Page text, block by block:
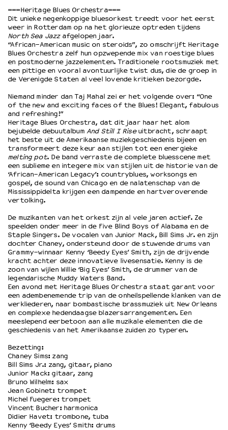
Word vriend
Historie
Partners
Huisregels
Privacyverklaring
Integriteits- en gedragscode
Duurzaamheid
Culturele boycot Israël
Ruimte voor artistieke vrijheid – VNPF
===Heritage Blues Orchestra===
Dit unieke negenkoppige bluesorkest treedt voor het eerst
weer in Rotterdam op na het glorieuze optreden tijdens
North Sea Jazzafgelopen jaar.
“African-American music on steroids”, zo omschrijft Heritage
Blues Orchestra zelf hun opzwepende mix van roestige blues
en postmoderne jazzelementen. Traditionele rootsmuziek met
een pittige en vooral avontuurlijke twist dus, die de groep in
de Verenigde Staten al veel lovende kritieken bezorgde.
Niemand minder dan Taj Mahal zei er het volgende over: “One
of the new and exciting faces of the Blues! Elegant, fabulous
and refreshing!”
Heritage Blues Orchestra, dat dit jaar haar het alom
bejubelde debuutalbum And Still I Riseuitbracht, schraapt
het beste uit de Amerikaanse muziekgeschiedenis bijeen en
transformeert deze keur aan stijlen tot een energieke
melting pot. De band verraste de complete bluesscene met
een sublieme en integere mix van stijlen uit de historie van de
‘African-American Legacy’: countryblues, worksongs en
gospel, de sound van Chicago en de nalatenschap van de
Mississippidelta krijgen een dampende en hartveroverende
vertolking.
De muzikanten van het orkest zijn al vele jaren actief. Ze
speelden onder meer in de Five Blind Boys of Alabama en de
Staple Singers. De vocalen van Junior Mack, Bill Sims Jr. en zijn
dochter Chaney, ondersteund door de stuwende drums van
Grammy-winnaar Kenny ‘Beedy Eyes’ Smith, zijn de drijvende
kracht achter deze innovatieve livesensatie. Kenny is de
zoon van wijlen Willie ‘Big Eyes’ Smith, de drummer van de
legendarische Muddy Waters Band.
Een avond met Heritage Blues Orchestra staat garant voor
een adembenemende trip van de onheilspellende klanken van de
werkliederen, naar bombastische brassmuziek uit New Orleans
en complexe hedendaagse blazersarrangementen. Een
meeslepend eerbetoon aan alle muzikale elementen die de
geschiedenis van het Amerikaanse zuiden zo typeren.
Bezetting:
Chaney Sims: zang
Bill Sims Jr.: zang, gitaar, piano
Junior Mack: gitaar, zang
Bruno Wilhelm: sax
Jean Gobinet: trompet
Michel Fuegere: trompet
Vincent Bucher: harmonica
Didier Havet: trombone, tuba
Kenny ‘Beedy Eyes’ Smith: drums